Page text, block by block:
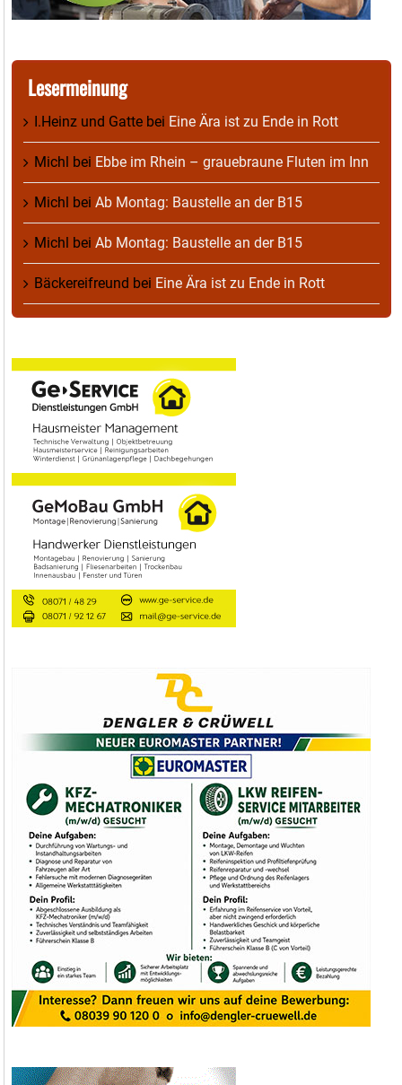
Lesermeinung
I.Heinz und Gatte bei Eine Ära ist zu Ende in Rott
Michl bei Ebbe im Rhein – grauebraune Fluten im Inn
Michl bei Ab Montag: Baustelle an der B15
Michl bei Ab Montag: Baustelle an der B15
Bäckereifreund bei Eine Ära ist zu Ende in Rott